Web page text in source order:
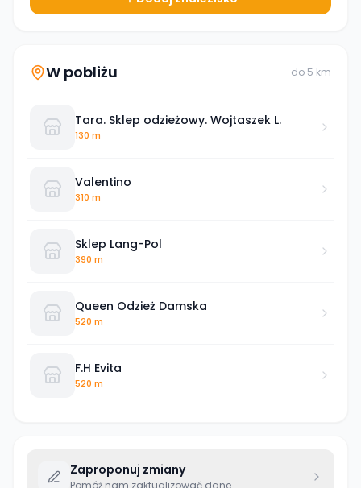
W pobliżu do 5 km
Tara. Sklep odzieżowy. Wojtaszek L.
130 m
Valentino
310 m
Sklep Lang-Pol
390 m
Queen Odzież Damska
520 m
F.H Evita
520 m
Zaproponuj zmiany
Pomóż nam zaktualizować dane